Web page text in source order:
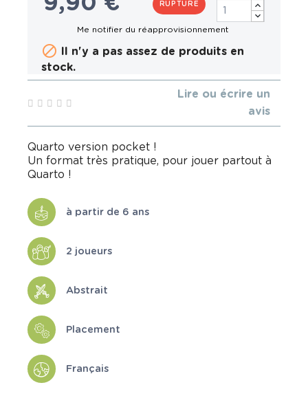
RUPTURE
 Il n'y a pas assez de produits en
stock.
Lire ou écrire un
avis
Quarto version pocket !
Un format très pratique, pour jouer partout à
Quarto !
à partir de 6 ans
2 joueurs
Abstrait
Placement
Français